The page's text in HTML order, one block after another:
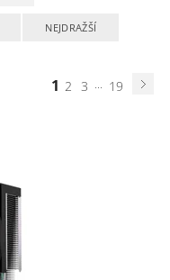
NEJDRAŽŠÍ
1 2 3 ... 19